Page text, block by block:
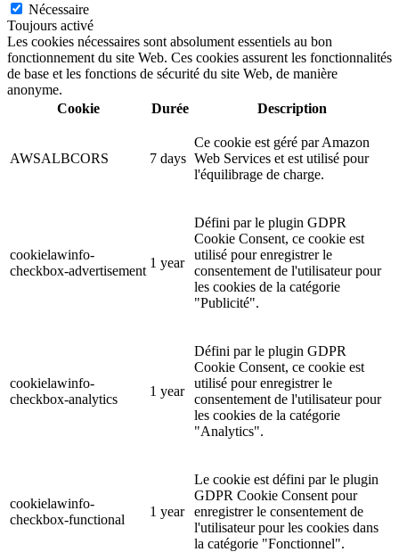
Nécessaire
Toujours activé
Les cookies nécessaires sont absolument essentiels au bon
fonctionnement du site Web. Ces cookies assurent les fonctionnalités
de base et les fonctions de sécurité du site Web, de manière
anonyme.
Cookie
Durée Description
AWSALBCORS 7 days
Ce cookie est géré par Amazon
Web Services et est utilisé pour
l'équilibrage de charge.
cookielawinfo-
checkbox-advertisement
1 year
Défini par le plugin GDPR
Cookie Consent, ce cookie est
utilisé pour enregistrer le
consentement de l'utilisateur pour
les cookies de la catégorie
"Publicité".
cookielawinfo-
checkbox-analytics
1 year
Défini par le plugin GDPR
Cookie Consent, ce cookie est
utilisé pour enregistrer le
consentement de l'utilisateur pour
les cookies de la catégorie
"Analytics".
cookielawinfo-
checkbox-functional
1 year
Le cookie est défini par le plugin
GDPR Cookie Consent pour
enregistrer le consentement de
l'utilisateur pour les cookies dans
la catégorie "Fonctionnel".